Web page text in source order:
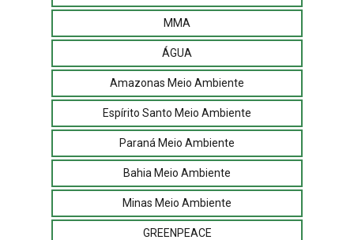
MMA
ÁGUA
Amazonas Meio Ambiente
Espírito Santo Meio Ambiente
Paraná Meio Ambiente
Bahia Meio Ambiente
Minas Meio Ambiente
GREENPEACE